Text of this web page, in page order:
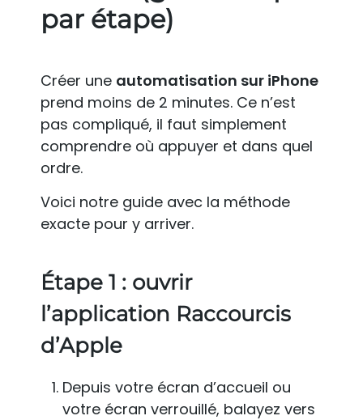
par étape)
Créer une automatisation sur iPhone
prend moins de 2 minutes. Ce n’est
pas compliqué, il faut simplement
comprendre où appuyer et dans quel
ordre.
Voici notre guide avec la méthode
exacte pour y arriver.
Étape 1 : ouvrir
l’application Raccourcis
d’Apple
Depuis votre écran d’accueil ou
votre écran verrouillé, balayez vers